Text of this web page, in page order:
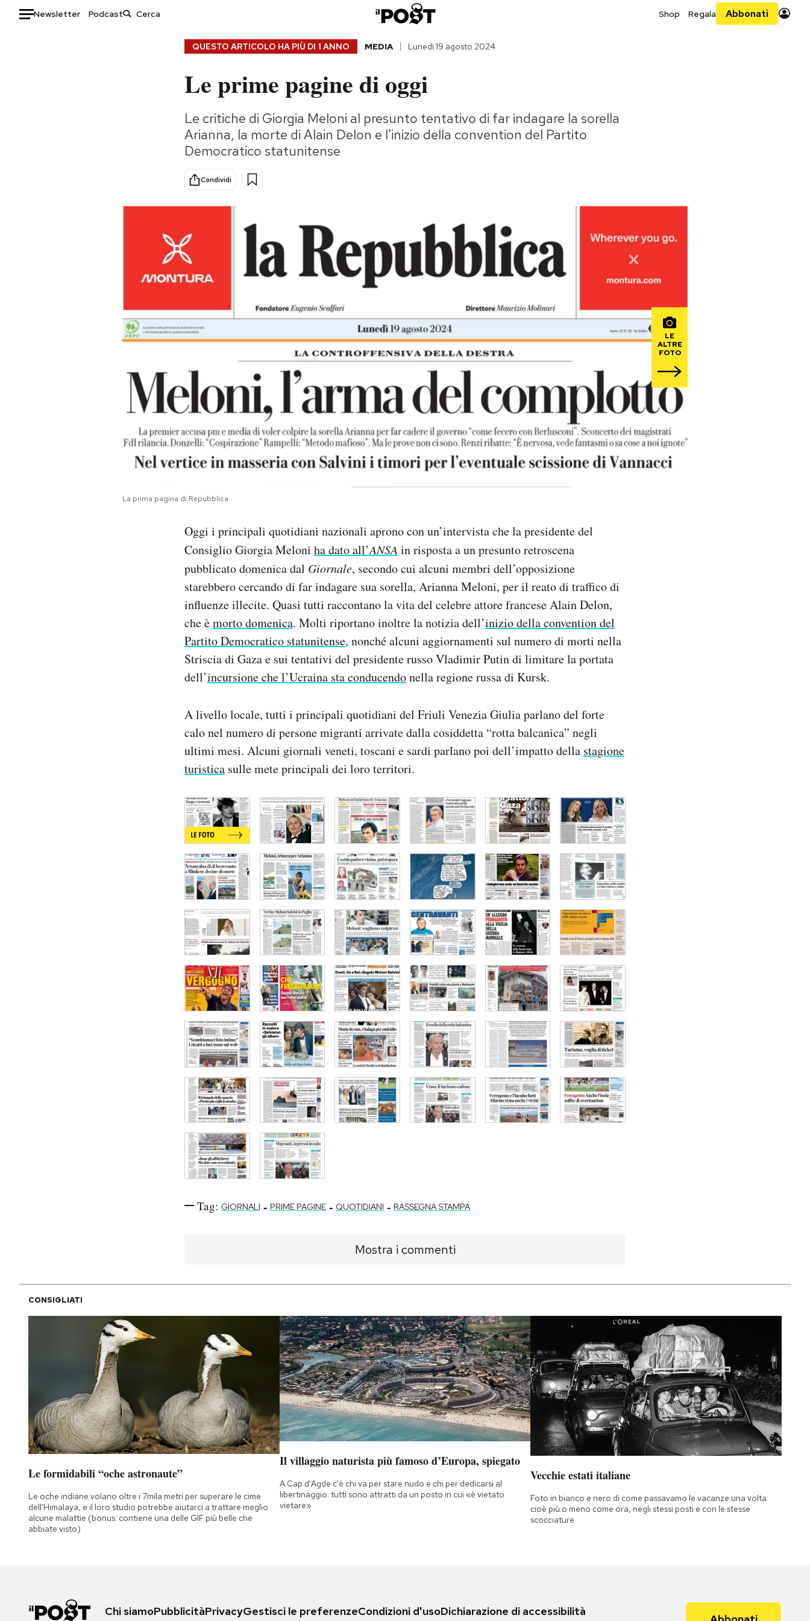
Newsletter Podcast Shop Regala Abbonati
Consumismi
Storie/Idee
Ok Boomer!
Europa
Mondiali calcio 2026
QUESTO ARTICOLO HA PIÙ DI 1 ANNO MEDIA Lunedì 19 agosto 2024
Le prime pagine di oggi
Le critiche di Giorgia Meloni al presunto tentativo di far indagare la sorella
Arianna, la morte di Alain Delon e l'inizio della convention del Partito
Democratico statunitense
Condividi
LE
ALTRE
FOTO
La prima pagina di Repubblica
Oggi i principali quotidiani nazionali aprono con un’intervista che la presidente del
Consiglio Giorgia Meloni ha dato all’ANSA in risposta a un presunto retroscena
pubblicato domenica dal Giornale, secondo cui alcuni membri dell’opposizione
starebbero cercando di far indagare sua sorella, Arianna Meloni, per il reato di traffico di
influenze illecite. Quasi tutti raccontano la vita del celebre attore francese Alain Delon,
che èmorto domenica. Molti riportano inoltre la notizia dell’inizio della convention del
Partito Democratico statunitense, nonché alcuni aggiornamenti sul numero di morti nella
Striscia di Gaza e sui tentativi del presidente russo Vladimir Putin di limitare la portata
dell’incursione che l’Ucraina sta conducendonella regione russa di Kursk.
A livello locale, tutti i principali quotidiani del Friuli Venezia Giulia parlano del forte
calo nel numero di persone migranti arrivate dalla cosiddetta “rotta balcanica” negli
ultimi mesi. Alcuni giornali veneti, toscani e sardi parlano poi dell’impatto della stagione
turistica sulle mete principali dei loro territori.
Tag: GIORNALI - PRIME PAGINE - QUOTIDIANI - RASSEGNA STAMPA
Mostra i commenti
CONSIGLIATI
Le formidabili “oche astronaute”
Le oche indiane volano oltre i 7mila metri per superare le cime
dell'Himalaya, e il loro studio potrebbe aiutarci a trattare meglio
alcune malattie (bonus: contiene una delle GIF più belle che
abbiate visto)
Il villaggio naturista più famoso d’Europa, spiegato
A Cap d'Agde c'è chi va per stare nudo e chi per dedicarsi al
libertinaggio: tutti sono attratti da un posto in cui «è vietato
vietare»
Vecchie estati italiane
Foto in bianco e nero di come passavamo le vacanze una volta:
cioè più o meno come ora, negli stessi posti e con le stesse
scocciature
Chi siamoPubblicitàPrivacyGestisci le preferenzeCondizioni d'usoDichiarazione di accessibilità